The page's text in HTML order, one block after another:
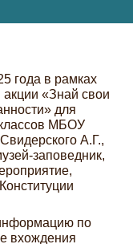
года в рамках
акции «Знай свои
для
МБОУ
А.Г.,
заповедник,
по
вхождения